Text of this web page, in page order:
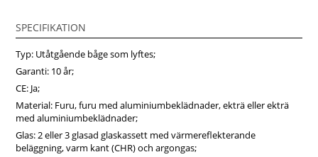
fönstret med aluminiumbeklädnad på utsidan, vilket ger
lång livslängd och minimalt underhåll. Denna design
passar lika bra i vardagsrum, kök, sovrum eller fritidshus
och bidrar till att skapa en ljus och behaglig atmosfär i
hemmet. Välj Fonsterpro för dina fönsterprojekt – kvalitet,
precision och snabb leverans är vår garanti.
SPECIFIKATION
Typ: Utåtgående båge som lyftes;
Garanti: 10 år;
CE: Ja;
Material: Furu, furu med aluminiumbeklädnader, ekträ eller ekträ
med aluminiumbeklädnader;
Glas: 2 eller 3 glasad glaskassett med värmereflekterande
beläggning, varm kant (CHR) och argongas;